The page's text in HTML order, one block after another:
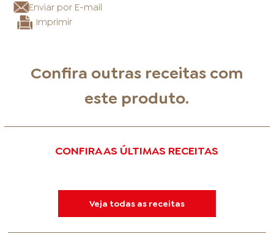
Enviar por E-mail
Imprimir
Confira outras receitas com
este produto.
CONFIRA AS ÚLTIMAS RECEITAS
Veja todas as receitas